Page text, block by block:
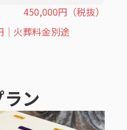
450,000円 （税抜）
｜火葬料金別途
ラン